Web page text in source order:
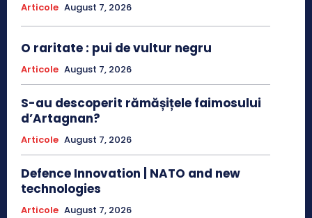
Articole August 7, 2026
O raritate : pui de vultur negru
Articole August 7, 2026
S-au descoperit rămășițele faimosului
d’Artagnan?
Articole August 7, 2026
Defence Innovation | NATO and new
technologies
Articole August 7, 2026